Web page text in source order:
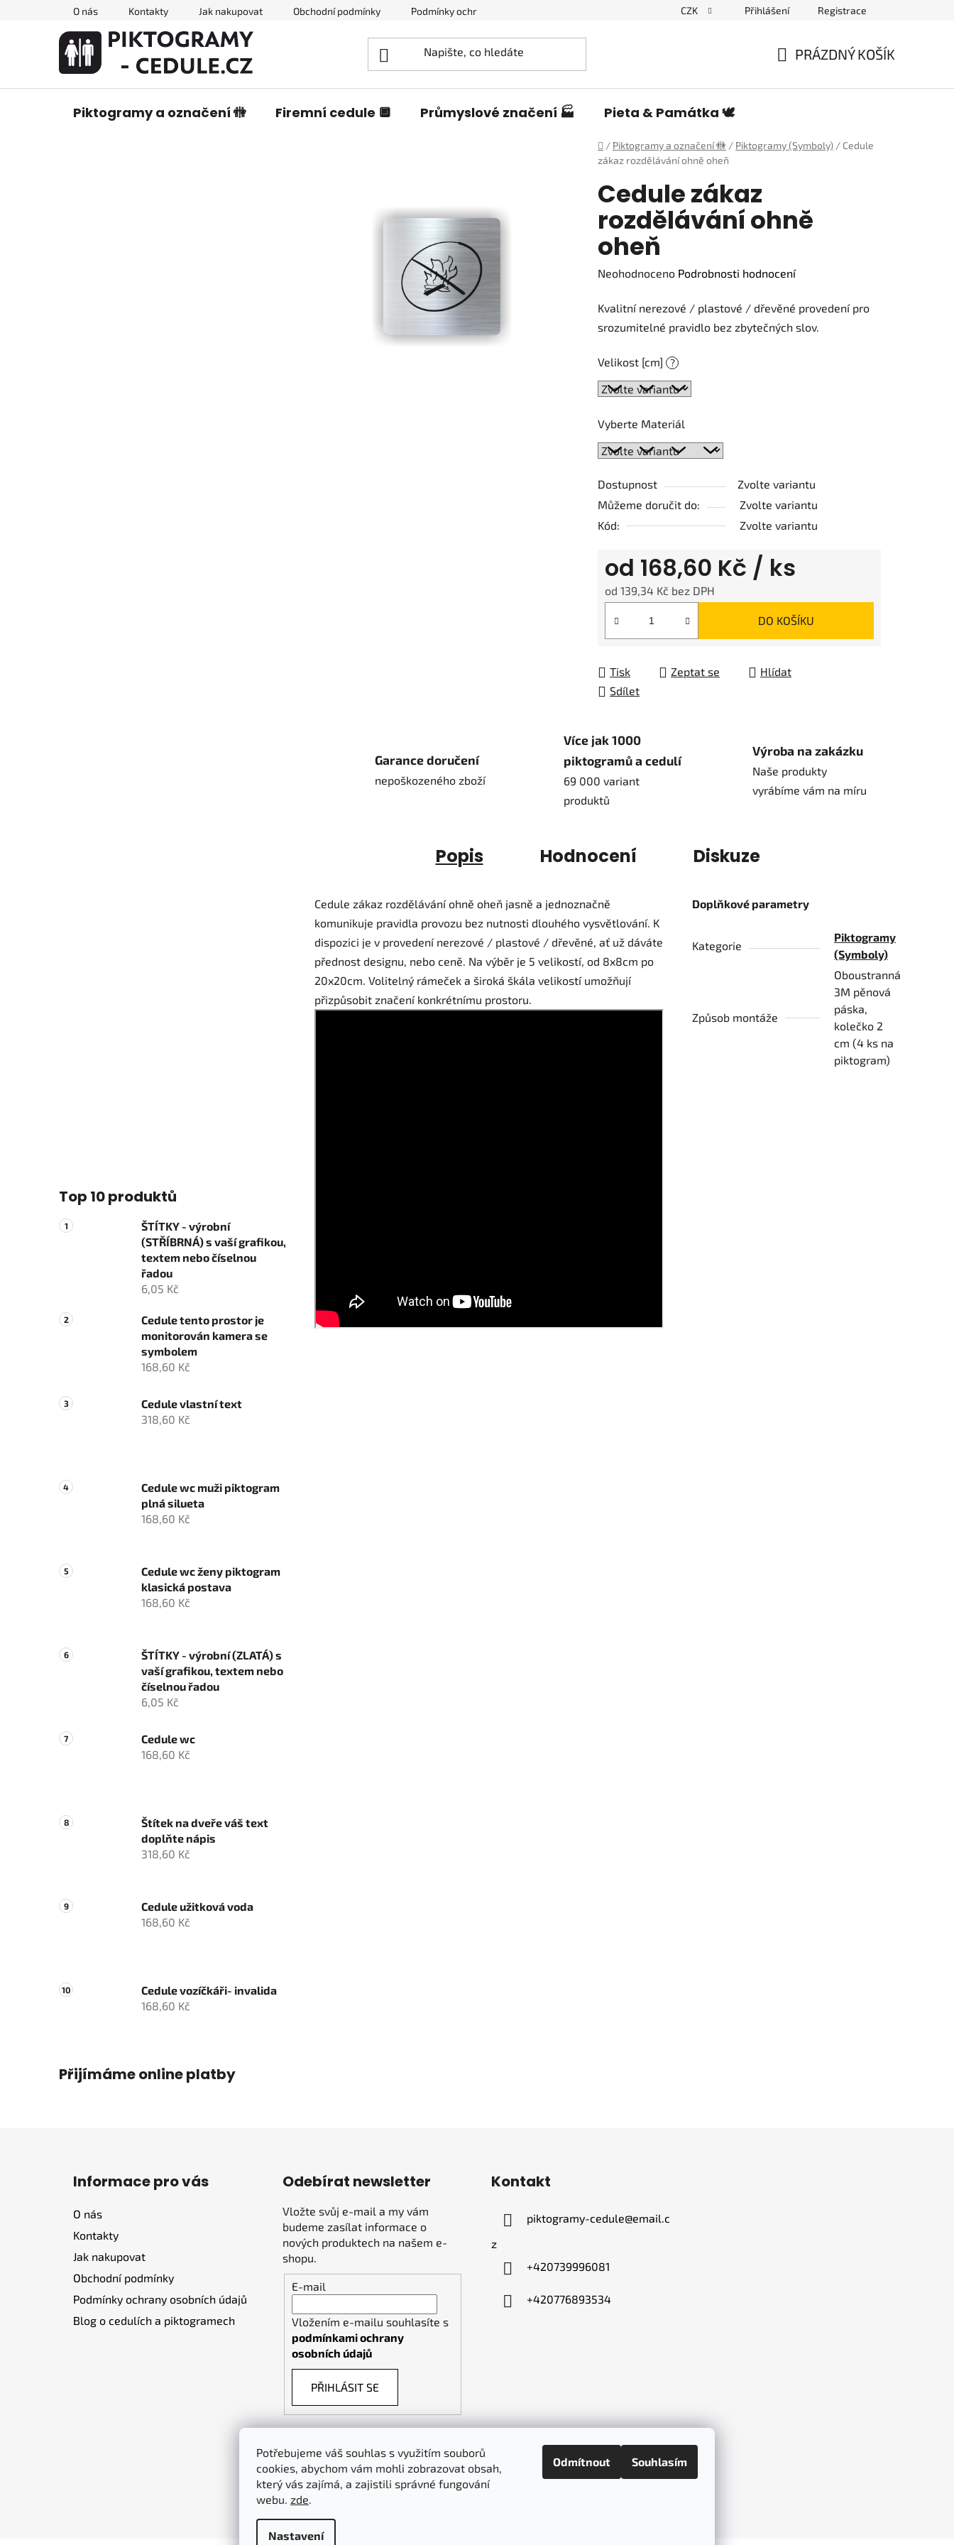
Potřebujeme váš souhlas s využitím souborů
cookies, abychom vám mohli zobrazovat obsah,
který vás zajímá, a zajistili správné fungování
webu. zde.
Nastavení
Odmítnout Souhlasím
O nás Kontakty Jak nakupovat Obchodní podmínky Podmínky ochrany osobních údajů Blog o cedulích a piktogramech
CZK Přihlášení Registrace
PRÁZDNÝ KOŠÍK
Piktogramy a označení 🚻 Firemní cedule 🔲 Průmyslové značení 🏭 Pieta & Památka 🕊️
Domů
/ Piktogramy a označení 🚻 / Piktogramy (Symboly) / Cedule
zákaz rozdělávání ohně oheň
Top 10 produktů
ŠTÍTKY - výrobní
(STŘÍBRNÁ) s vaší grafikou,
textem nebo číselnou
řadou
6,05 Kč
Cedule tento prostor je
monitorován kamera se
symbolem
168,60 Kč
Cedule vlastní text
318,60 Kč
Cedule wc muži piktogram
plná silueta
168,60 Kč
Cedule wc ženy piktogram
klasická postava
168,60 Kč
ŠTÍTKY - výrobní (ZLATÁ) s
vaší grafikou, textem nebo
číselnou řadou
6,05 Kč
Cedule wc
168,60 Kč
Štítek na dveře váš text
doplňte nápis
318,60 Kč
Cedule užitková voda
168,60 Kč
Cedule vozíčkáři- invalida
168,60 Kč
Přijímáme online platby
Cedule zákaz
rozdělávání ohně
oheň
Průměrné
produktu
je
z
5
Neohodnoceno Podrobnosti hodnocení
Kvalitní nerezové / plastové / dřevěné provedení pro
srozumitelné pravidlo bez zbytečných slov.
Velikost [cm] ?
Vyberte Materiál
Dostupnost
Zvolte variantu
Můžeme doručit do:
Zvolte variantu
Kód:
Zvolte variantu
od 168,60 Kč / ks
od 139,34 Kč bez DPH
DO KOŠÍKU
Tisk Zeptat se
Hlídat
Sdílet
Garance doručení
nepoškozeného zboží
Více jak 1000
piktogramů a cedulí
69 000 variant
produktů
Výroba na zakázku
Naše produkty
vyrábíme vám na míru
Popis Hodnocení Diskuze
Cedule zákaz rozdělávání ohně oheň jasně a jednoznačně
komunikuje pravidla provozu bez nutnosti dlouhého vysvětlování. K
dispozici je v provedení nerezové / plastové / dřevěné, ať už dáváte
přednost designu, nebo ceně. Na výběr je 5 velikostí, od 8x8cm po
20x20cm. Volitelný rámeček a široká škála velikostí umožňují
přizpůsobit značení konkrétnímu prostoru.
Doplňkové parametry
Kategorie
Piktogramy
(Symboly)
Způsob montáže
Oboustranná
3M pěnová
páska,
kolečko 2
cm (4 ks na
piktogram)
Informace pro vás
O nás
Kontakty
Jak nakupovat
Obchodní podmínky
Podmínky ochrany osobních údajů
Blog o cedulích a piktogramech
Odebírat newsletter
Vložte svůj e-mail a my vám
budeme zasílat informace o
nových produktech na našem e-
shopu.
E-mail
Vložením e-mailu souhlasíte s
podmínkami ochrany
osobních údajů
PŘIHLÁSIT SE
Kontakt
piktogramy-cedule@email.c
z
+420739996081
+420776893534
piktogramy-cedule.cz denex.cz